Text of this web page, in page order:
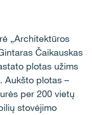
„Architektūros
Čaikauskas
plotas užims
Aukšto plotas –
per 200 vietų
stovėjimo